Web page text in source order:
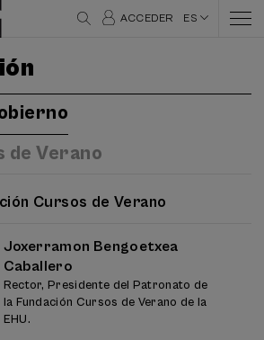
ACCEDER ES
de Verano
Cursos de Verano
Joxerramon Bengoetxea
Caballero
Rector, Presidente del Patronato de
la Fundación Cursos de Verano de la
EHU.